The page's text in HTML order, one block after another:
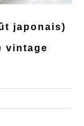
japonais)
vintage